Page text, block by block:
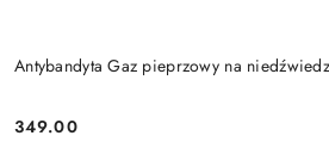
Antybandyta Gaz pieprzowy na
Cena:
349.00